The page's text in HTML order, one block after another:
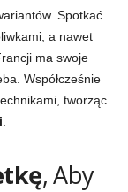
Spotkać
a nawet
ma swoje
Współcześnie
tworząc
, Aby